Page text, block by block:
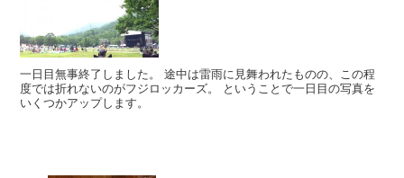
一日目無事終了しました。 途中は雷雨に見舞われたものの、この程
度では折れないのがフジロッカーズ。 ということで一日目の写真を
いくつかアップします。